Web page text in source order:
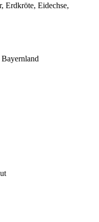
Erdkröte, Eidechse,